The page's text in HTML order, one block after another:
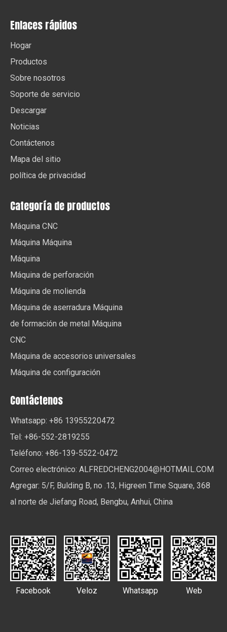
Enlaces rápidos
Hogar
Productos
Sobre nosotros
Soporte de servicio
Descargar
Noticias
Contáctenos
Mapa del sitio
política de privacidad
Categoría de productos
Máquina CNC
Máquina Máquina
Máquina
Máquina de perforación
Máquina de molienda
Máquina de aserradura Máquina
de formación de metal Máquina
CNC
Máquina de accesorios universales
Máquina de configuración
Contáctenos
Whatsapp: +86 13955220472
Tel: +86-552-2819255
Teléfono: +86-139-5522-0472
Correo electrónico: ALFREDCHENG2004@HOTMAIL.COM
Agregar: 5/F, Bulding B, no .13, Higreen Time Square, 368
al norte de Jiefang Road, Bengbu, Anhui, China
Facebook Veloz Whatsapp Web